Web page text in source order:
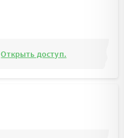
Открыть доступ.